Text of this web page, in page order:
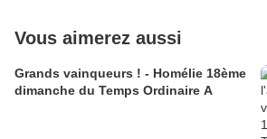
Vous aimerez aussi
Grands vainqueurs ! - Homélie 18ème
dimanche du Temps Ordinaire A